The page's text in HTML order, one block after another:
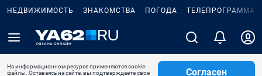
НЕДВИЖИМОСТЬ ЗНАКОМСТВА ПОГОДА ТЕЛЕПРОГРАММА
На информационном ресурсе применяются cookie-
файлы. Оставаясь на сайте, вы подтверждаете свое
Согласен